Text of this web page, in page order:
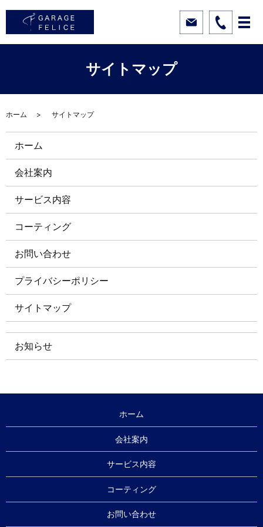
サイトマップ
ホーム サイトマップ
ホーム
会社案内
サービス内容
コーティング
お問い合わせ
プライバシーポリシー
サイトマップ
お知らせ
ホーム
会社案内
サービス内容
コーティング
お問い合わせ